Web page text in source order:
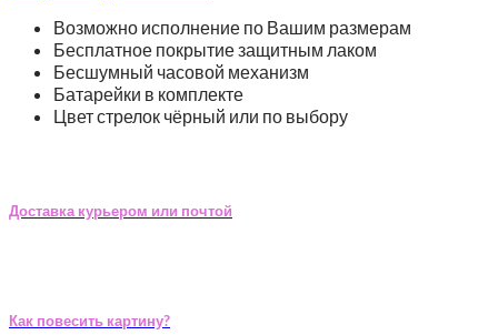
Возможно исполнение по Вашим размерам
Бесплатное покрытие защитным лаком
Бесшумный часовой механизм
Батарейки в комплекте
Цвет стрелок чёрный или по выбору
Доставка курьером или почтой
Как повесить картину?